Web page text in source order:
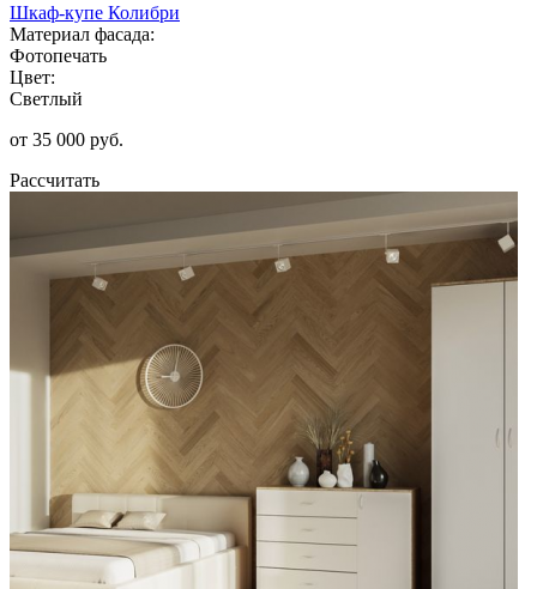
Шкаф-купе Колибри
Материал фасада:
Фотопечать
Цвет:
Светлый
от 35 000 руб.
Рассчитать